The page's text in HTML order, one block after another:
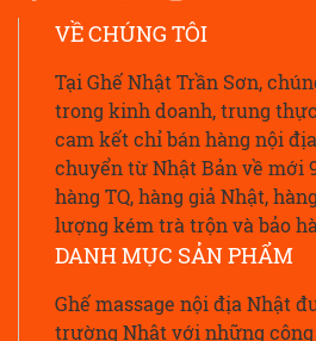
VỀ CHÚNG TÔI
Tại Ghế Nhật Trần Sơn,
trong kinh doanh, trung
cam kết chỉ bán hàng nội
chuyển từ Nhật Bản về mới
hàng TQ, hàng giả Nhật,
lượng kém trà trộn và bảo
DANH MỤC SẢN PHẨM
Ghế massage nội địa Nhật
trường Nhật với những